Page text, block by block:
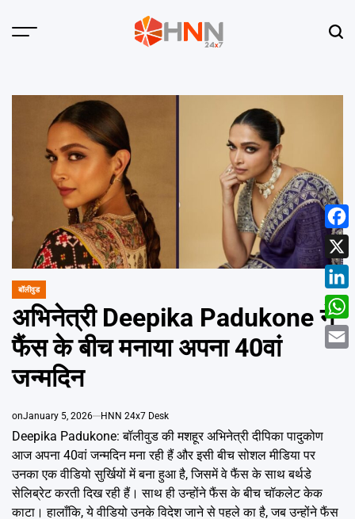
Menu
POSTED
बॉलीवुड
अभिनेत्री Deepika Padukone ने
फैंस के बीच मनाया अपना 40वां
जन्मदिन
onJanuary 5, 2026 HNN 24x7 Desk
Deepika Padukone: बॉलीवुड की मशहूर अभिनेत्री दीपिका पादुकोण
आज अपना 40वां जन्मदिन मना रही हैं और इसी बीच सोशल मीडिया पर
उनका एक वीडियो सुर्खियों में बना हुआ है, जिसमें वे फैंस के साथ बर्थडे
सेलिब्रेट करती दिख रही हैं। साथ ही उन्होंने फैंस के बीच चॉकलेट केक
काटा। हालाँकि, ये वीडियो उनके विदेश जाने से पहले का है, जब उन्होंने फैंस
X